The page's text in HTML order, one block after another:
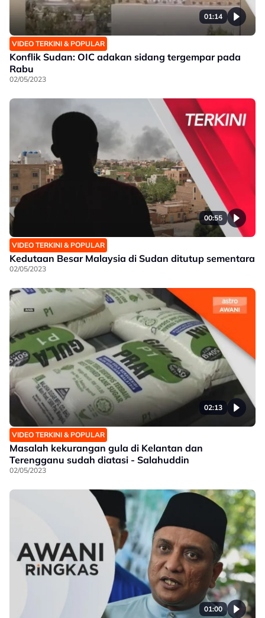
01:14
VIDEO TERKINI & POPULAR
Konflik Sudan: OIC adakan sidang tergempar pada
Rabu
02/05/2023
00:55
VIDEO TERKINI & POPULAR
Kedutaan Besar Malaysia di Sudan ditutup sementara
02/05/2023
02:13
VIDEO TERKINI & POPULAR
Masalah kekurangan gula di Kelantan dan
Terengganu sudah diatasi - Salahuddin
02/05/2023
01:00